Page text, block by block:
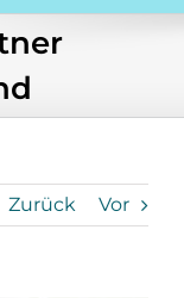
Zurück Vor